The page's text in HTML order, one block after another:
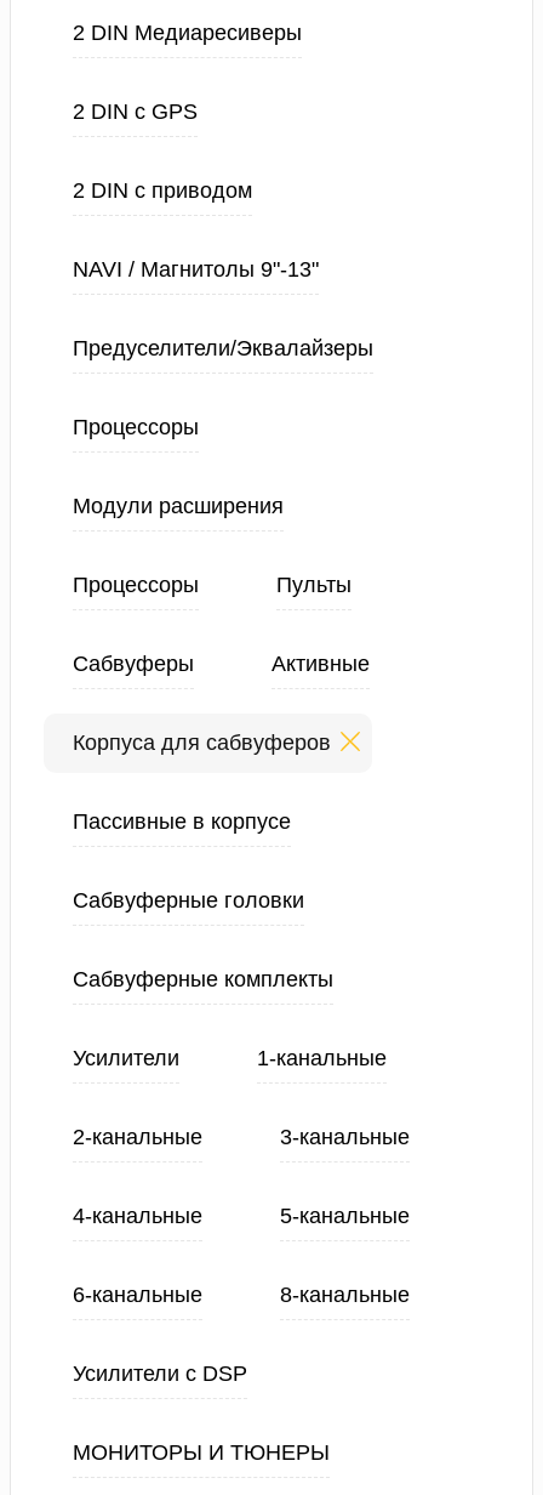
2 DIN Медиаресиверы
2 DIN с GPS
2 DIN с приводом
NAVI / Магнитолы 9"-13"
Предуселители/Эквалайзеры
Процессоры
Модули расширения
Процессоры Пульты
Сабвуферы Активные
Корпуса для сабвуферов
Пассивные в корпусе
Сабвуферные головки
Сабвуферные комплекты
Усилители 1-канальные
2-канальные 3-канальные
4-канальные 5-канальные
6-канальные 8-канальные
Усилители с DSP
МОНИТОРЫ И ТЮНЕРЫ